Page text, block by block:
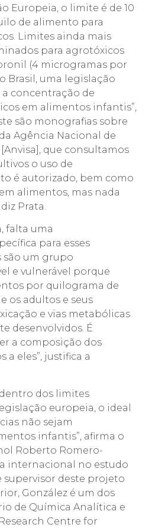
Europeia, o limite é de 10
de alimento para
Limites ainda mais
para agrotóxicos
(4 microgramas por
Brasil, uma legislação
concentração de
em alimentos infantis”,
são monografias sobre
Agência Nacional de
que consultamos
o uso de
é autorizado, bem como
alimentos, mas nada
Prata.
falta uma
para esses
são um grupo
e vulnerável porque
por quilograma de
os adultos e seus
e vias metabólicas
desenvolvidos. É
a composição dos
a eles”, justifica a
dos limites
europeia, o ideal
não sejam
infantis”, afirma o
Roberto Romero-
internacional no estudo
deste projeto
González é um dos
de Química Analítica e
Centre for